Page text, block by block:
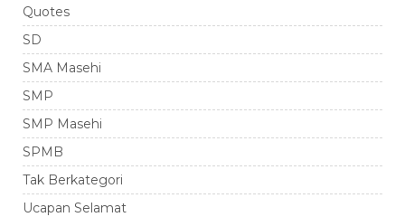
Quotes
SD
SMA Masehi
SMP
SMP Masehi
SPMB
Tak Berkategori
Ucapan Selamat